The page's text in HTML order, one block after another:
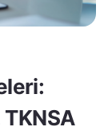
TKNSA